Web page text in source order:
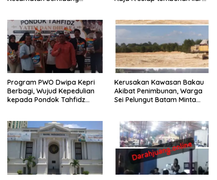
Tahun 2026
Program PWO Dwipa Kepri
Berbagi, Wujud Kepedulian
kepada Pondok Tahfidz
Kerusakan Kawasan Bakau
Akibat Penimbunan, Warga
Sei Pelungut Batam Minta